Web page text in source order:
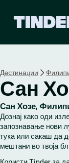
Дестинации
Сан
Сан Хозе,
Дознај како оди
запознавање нови
тука или сакаш да
мештани во твоја